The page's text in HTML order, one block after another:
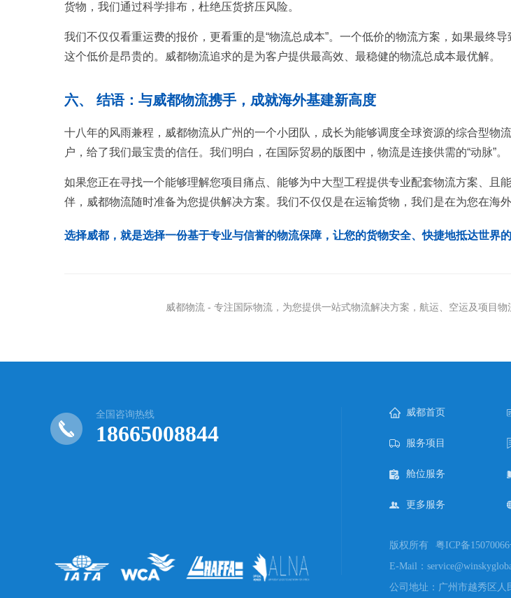
货物，我们通过科学排布，杜绝压货挤压风险。
我们不仅仅看重运费的报价，更看重的是“物流总成本”。一个低价的物流方案，如果最终
这个低价是昂贵的。威都物流追求的是为客户提供最高效、最稳健的物流总成本最优解。
六、 结语：与威都物流携手，成就海外基建新高度
十八年的风雨兼程，威都物流从广州的一个小团队，成长为能够调度全球资源的综合型物
户，给了我们最宝贵的信任。我们明白，在国际贸易的版图中，物流是连接供需的“动脉”。
如果您正在寻找一个能够理解您项目痛点、能够为中大型工程提供专业配套物流方案、且
伴，威都物流随时准备为您提供解决方案。我们不仅仅是在运输货物，我们是在为您在海
选择威都，就是选择一份基于专业与信誉的物流保障，让您的货物安全、快捷地抵达世界的
威都物流 - 专注国际物流，为您提供一站式物流解决方案，航运、空运及项目物
全国咨询热线
18665008844
威都首页
服务项目
舱位服务
更多服务
版权所有
粤ICP备
E-Mail：
公司地址：广州市越秀区人